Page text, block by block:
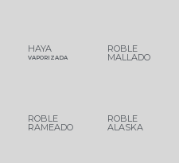
HAYA
VAPORIZADA
ROBLE
MALLADO
ROBLE
RAMEADO
ROBLE
ALASKA